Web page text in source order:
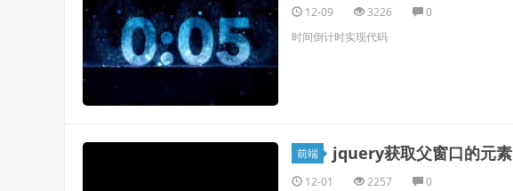
12-09 3226
0
时间倒计时实现代码
前端 jquery获取父窗口的元素
12-01 2257
0